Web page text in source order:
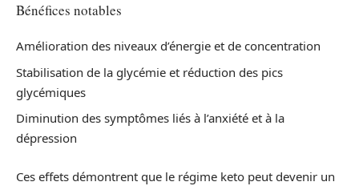
Bénéfices notables
Amélioration des niveaux d’énergie et de concentration
Stabilisation de la glycémie et réduction des pics
glycémiques
Diminution des symptômes liés à l’anxiété et à la
dépression
Ces effets démontrent que le régime keto peut devenir un